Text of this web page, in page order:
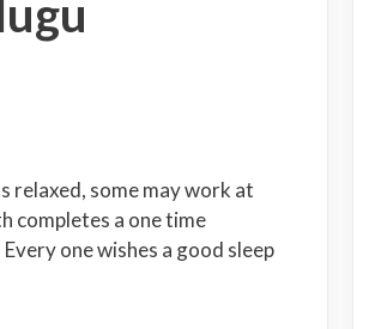
relaxed, some may work at
completes a one time
one wishes a good sleep